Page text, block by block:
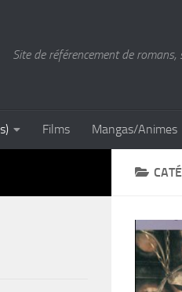
Site de référencement de
Films Mangas/Animes